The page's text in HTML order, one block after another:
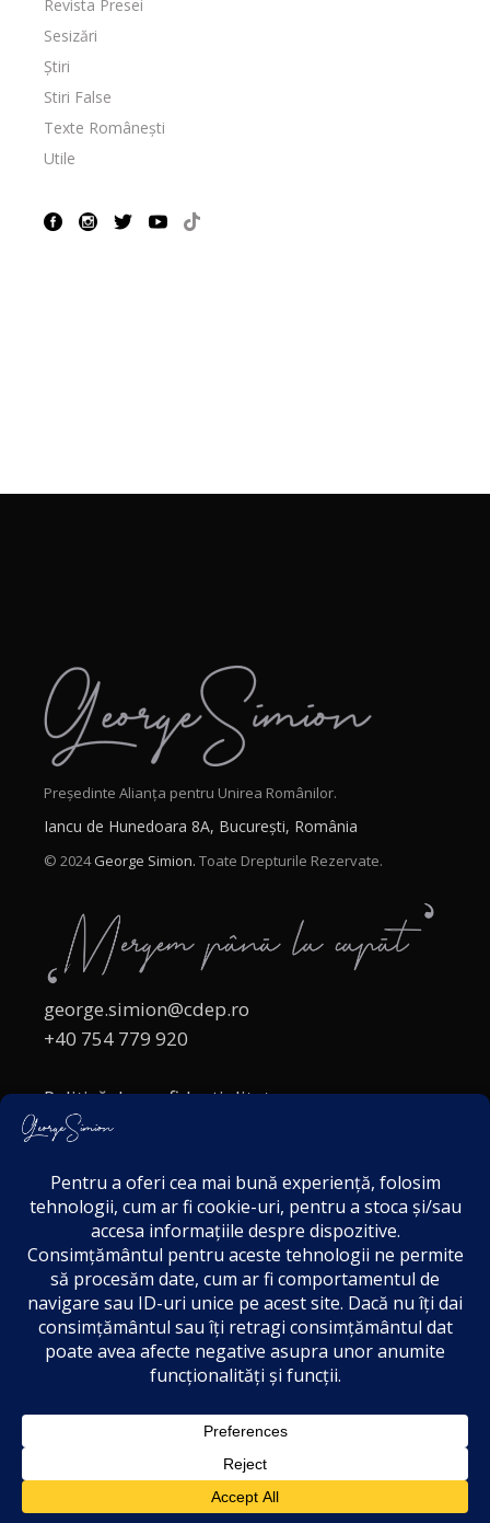
Revista Presei
Sesizări
Știri
Stiri False
Texte Românești
Utile
Președinte Alianța pentru Unirea Românilor.
Iancu de Hunedoara 8A, București, România
© 2024George Simion. Toate Drepturile Rezervate.
george.simion@cdep.ro
+40 754 779 920
Politică de confidențialitate
Politica cookies
Acordul de markting
Disclaimer